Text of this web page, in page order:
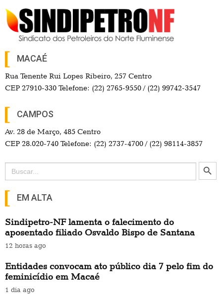
MACAÉ
Rua Tenente Rui Lopes Ribeiro, 257 Centro
CEP 27910-330 Telefone: (22) 2765-9550 / (22) 99742-3547
CAMPOS
Av. 28 de Março, 485 Centro
CEP 28.020-740 Telefone: (22) 2737-4700 / (22) 98114-3857
Search
for:
Search Button
EM ALTA
Sindipetro-NF lamenta o falecimento do
aposentado filiado Osvaldo Bispo de Santana
12 horas ago
Entidades convocam ato público dia 7 pelo fim do
feminicídio em Macaé
1 dia ago